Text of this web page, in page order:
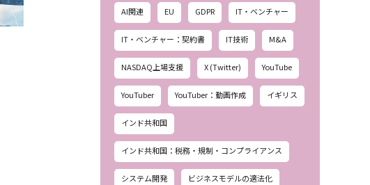
AI関連 EU GDPR IT・ベンチャー
IT・ベンチャー：契約書 IT技術 M&A
NASDAQ上場支援 X (Twitter) YouTube
YouTuber YouTuber：動画作成 イギリス
インド共和国
インド共和国：税務・規制・コンプライアンス
システム開発 ビジネスモデルの適法化